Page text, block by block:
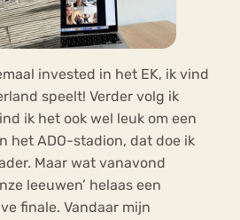
invested in het EK, ik vind
speelt! Verder volg ik
ik het ook wel leuk om een
het ADO-stadion, dat doe ik
Maar wat vanavond
leeuwen’ helaas een
finale. Vandaar mijn